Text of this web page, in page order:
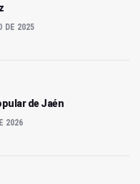
DE 2025
de Jaén
2026